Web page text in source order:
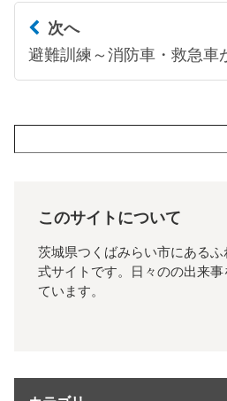
次へ
避難訓練～消防車・救急車
このサイトについて
茨城県つくばみらい市にある
式サイトです。日々のの出来
ています。